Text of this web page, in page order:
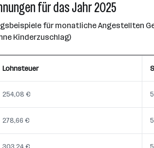
für das Jahr 2025
für monatliche Angestellten
Kinderzuschlag)
Lohnsteuer
254,08 €
278,66 €